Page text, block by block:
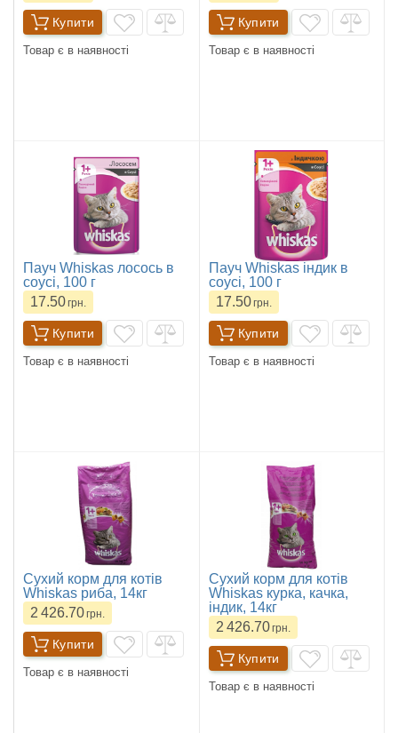
Купити
Товар є в наявності
Купити
Товар є в наявності
Пауч Whiskas лосось в
соусі, 100 г
17.50грн.
Купити
Товар є в наявності
Пауч Whiskas індик в
соусі, 100 г
17.50грн.
Купити
Товар є в наявності
Сухий корм для котів
Whiskas риба, 14кг
2 426.70грн.
Купити
Товар є в наявності
Сухий корм для котів
Whiskas курка, качка,
індик, 14кг
2 426.70грн.
Купити
Товар є в наявності